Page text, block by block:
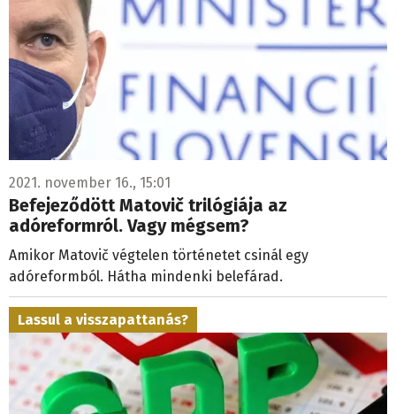
2021. november 16., 15:01
Befejeződött Matovič trilógiája az
adóreformról. Vagy mégsem?
Amikor Matovič végtelen történetet csinál egy
adóreformból. Hátha mindenki belefárad.
Lassul a visszapattanás?